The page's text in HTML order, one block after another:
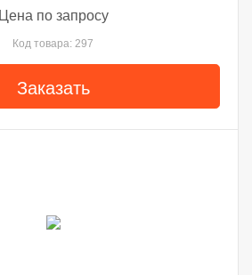
Цена по запросу
Код товара: 297
Заказать